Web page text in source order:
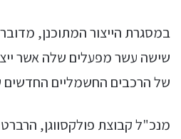
במסגרת הייצור המתוכנן,
שישה עשר מפעלים שלה אשר
של הרכבים החשמליים החדשים
מנכ"ל קבוצת פולקסווגן,